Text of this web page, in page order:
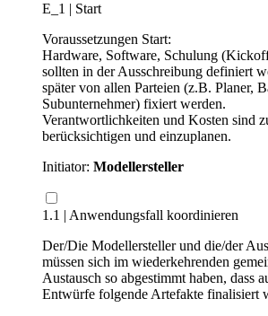
E_1 | Start
Voraussetzungen Start:
Hardware, Software, Schulung
sollten in der Ausschreibung definiert
später von allen Parteien (z.B. Planer,
Subunternehmer) fixiert werden.
Verantwortlichkeiten und Kosten sind
berücksichtigen und einzuplanen.
Initiator: Modellersteller
1.1 | Anwendungsfall koordinieren
Der/Die Modellersteller und die/der
müssen sich im wiederkehrenden
Austausch so abgestimmt haben, dass
Entwürfe folgende Artefakte finalisiert